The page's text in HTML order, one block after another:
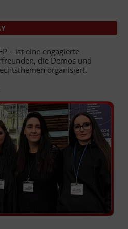
– ist eine engagierte
die Demos und
organisiert.